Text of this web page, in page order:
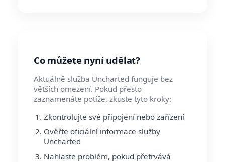
Co můžete nyní udělat?
Aktuálně služba Uncharted funguje bez
větších omezení. Pokud přesto
zaznamenáte potíže, zkuste tyto kroky:
Zkontrolujte své připojení nebo zařízení
Ověřte oficiální informace služby
Uncharted
Nahlaste problém, pokud přetrvává